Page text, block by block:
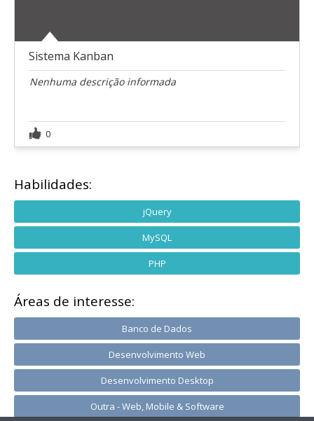
Sistema Kanban
Nenhuma descrição informada
0
Habilidades:
jQuery
MySQL
PHP
Áreas de interesse:
Banco de Dados
Desenvolvimento Web
Desenvolvimento Desktop
Outra - Web, Mobile & Software